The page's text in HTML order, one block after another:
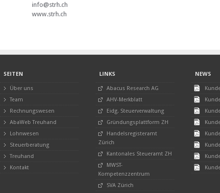
info@strh.ch
www.strh.ch
SEITEN
Über uns
Team
Rechnungswesen
AbaWeb Treuhand
Lohnwesen
Steuerberatung
Treuhand
Kontakt
LINKS
Abacus Research AG
AHV-Merkblatt
Eidg. Steuerverwaltung
Gründungsplattform ZH
Handelsregisteramt
Zürich
Kantonales Steueramt ZH
MWST-
Kompetenzzentrum
SVA Zürich
NEWS